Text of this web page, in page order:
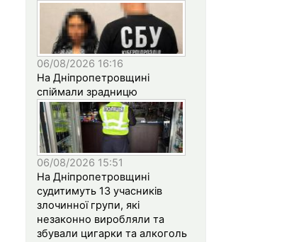
06/08/2026 16:16
На Дніпропетровщині
спіймали зрадницю
06/08/2026 15:51
На Дніпропетровщині
судитимуть 13 учасників
злочинної групи, які
незаконно виробляли та
збували цигарки та алкоголь